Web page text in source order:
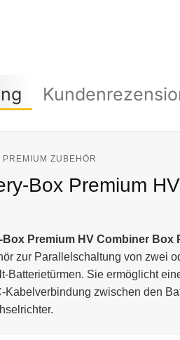
PREMIUM ZUBEHÖR
Box Premium
Box Premium HV Combiner Box
zur Parallelschaltung von zwei
Batterietürmen. Sie ermöglicht
Kabelverbindung zwischen den